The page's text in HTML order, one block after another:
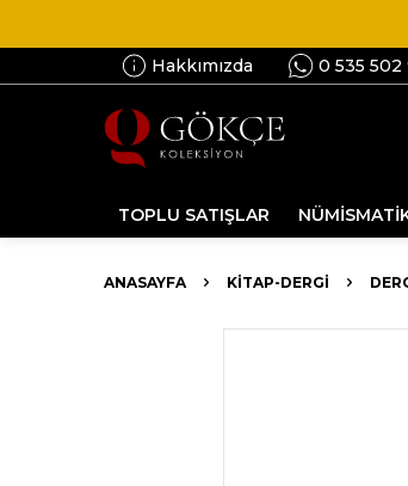
Hakkımızda 0 535 502
TOPLU SATIŞLAR
ANASAYFA KİTAP-DERGİ